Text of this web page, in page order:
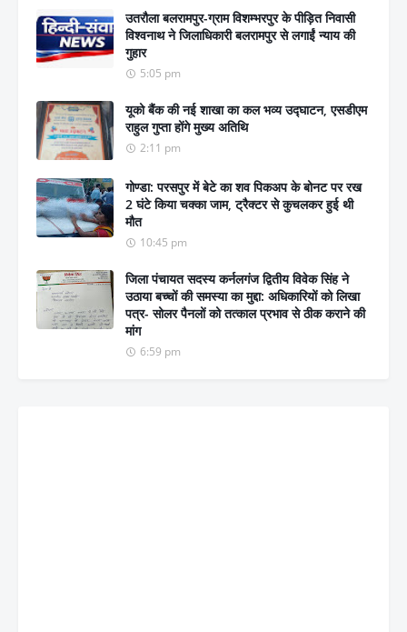
उतरौला बलरामपुर-ग्राम विशम्भरपुर के पीड़ित निवासी
विश्वनाथ ने जिलाधिकारी बलरामपुर से लगाईं न्याय की
गुहार
5:05 pm
यूको बैंक की नई शाखा का कल भव्य उद्घाटन, एसडीएम
राहुल गुप्ता होंगे मुख्य अतिथि
2:11 pm
गोण्डा: परसपुर में बेटे का शव पिकअप के बोनट पर रख
2 घंटे किया चक्का जाम, ट्रैक्टर से कुचलकर हुई थी
मौत
10:45 pm
जिला पंचायत सदस्य कर्नलगंज द्वितीय विवेक सिंह ने
उठाया बच्चों की समस्या का मुद्दा: अधिकारियों को लिखा
पत्र- सोलर पैनलों को तत्काल प्रभाव से ठीक कराने की
मांग
6:59 pm